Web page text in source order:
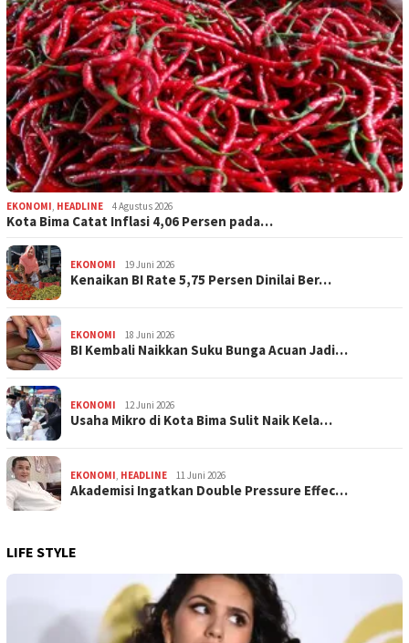
EKONOMI, HEADLINE 4 Agustus 2026
Kota Bima Catat Inflasi 4,06 Persen pada…
EKONOMI 19 Juni 2026
Kenaikan BI Rate 5,75 Persen Dinilai Ber…
EKONOMI 18 Juni 2026
BI Kembali Naikkan Suku Bunga Acuan Jadi…
EKONOMI 12 Juni 2026
Usaha Mikro di Kota Bima Sulit Naik Kela…
EKONOMI, HEADLINE 11 Juni 2026
Akademisi Ingatkan Double Pressure Effec…
LIFE STYLE